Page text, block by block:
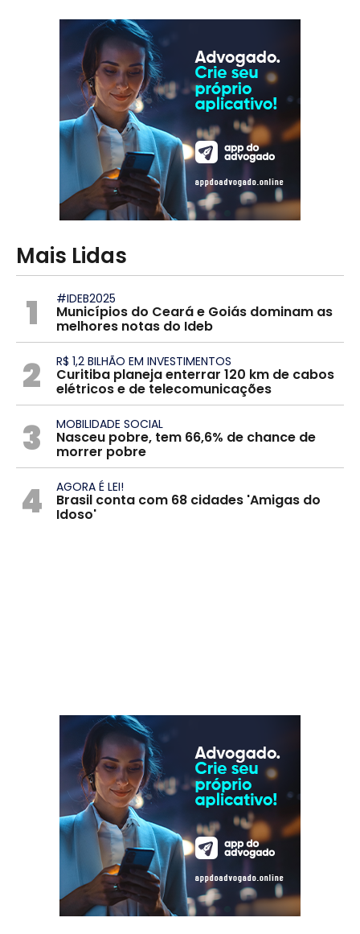
Mais Lidas
1 #IDEB2025
Municípios do Ceará e Goiás dominam as
melhores notas do Ideb
2 R$ 1,2 BILHÃO EM INVESTIMENTOS
Curitiba planeja enterrar 120 km de cabos
elétricos e de telecomunicações
3 MOBILIDADE SOCIAL
Nasceu pobre, tem 66,6% de chance de
morrer pobre
4 AGORA É LEI!
Brasil conta com 68 cidades 'Amigas do
Idoso'